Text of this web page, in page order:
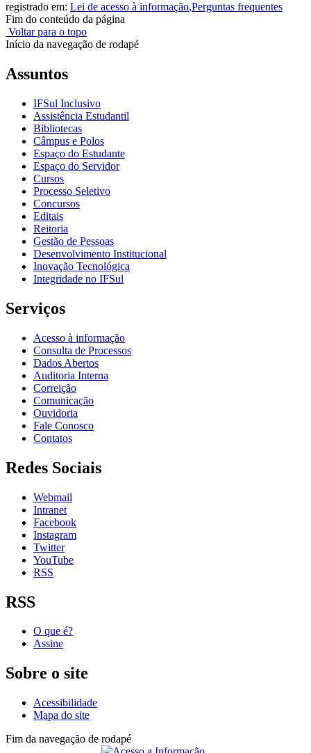
registrado em: Lei de acesso à informação,Perguntas frequentes
Fim do conteúdo da página
Voltar para o topo
Início da navegação de rodapé
Assuntos
IFSul Inclusivo
Assistência Estudantil
Bibliotecas
Câmpus e Polos
Espaço do Estudante
Espaço do Servidor
Cursos
Processo Seletivo
Concursos
Editais
Reitoria
Gestão de Pessoas
Desenvolvimento Institucional
Inovação Tecnológica
Integridade no IFSul
Serviços
Acesso à informação
Consulta de Processos
Dados Abertos
Auditoria Interna
Correição
Comunicação
Ouvidoria
Fale Conosco
Contatos
Redes Sociais
Webmail
Intranet
Facebook
Instagram
Twitter
YouTube
RSS
RSS
O que é?
Assine
Sobre o site
Acessibilidade
Mapa do site
Fim da navegação de rodapé